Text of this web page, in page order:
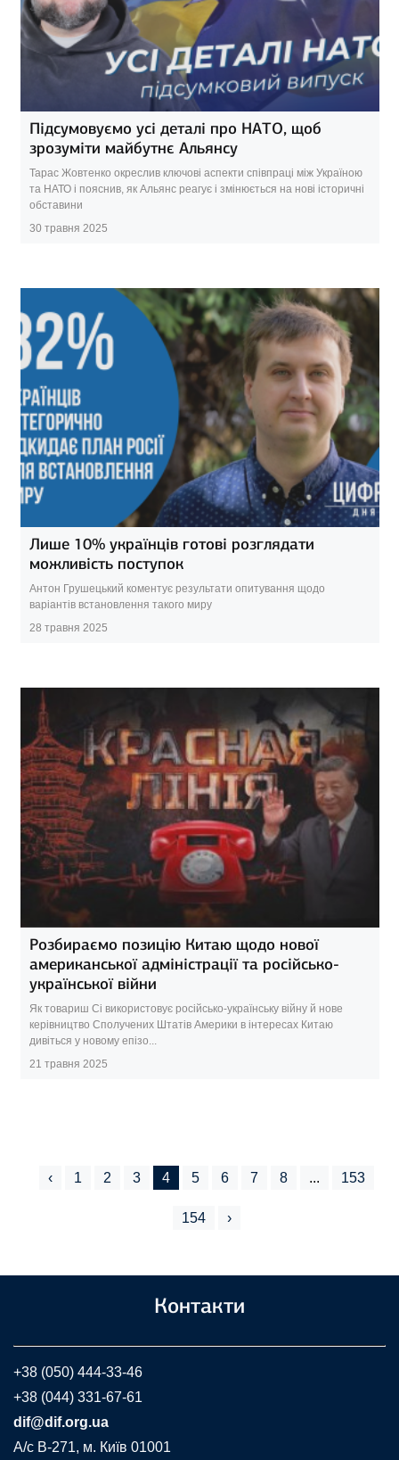
Підсумовуємо усі деталі про НАТО, щоб
зрозуміти майбутнє Альянсу
Тарас Жовтенко окреслив ключові аспекти співпраці між Україною
та НАТО і пояснив, як Альянс реагує і змінюється на нові історичні
обставини
30 травня 2025
Лише 10% українців готові розглядати
можливість поступок
Антон Грушецький коментує результати опитування щодо
варіантів встановлення такого миру
28 травня 2025
Розбираємо позицію Китаю щодо нової
американської адміністрації та російсько-
української війни
Як товариш Сі використовує російсько-українську війну й нове
керівництво Сполучених Штатів Америки в інтересах Китаю
дивіться у новому епізо...
21 травня 2025
‹ 1 2 3 4 5 6 7 8 ... 153
154 ›
Контакти
+38 (050) 444-33-46
+38 (044) 331-67-61
dif@dif.org.ua
A/c В-271, м. Київ 01001